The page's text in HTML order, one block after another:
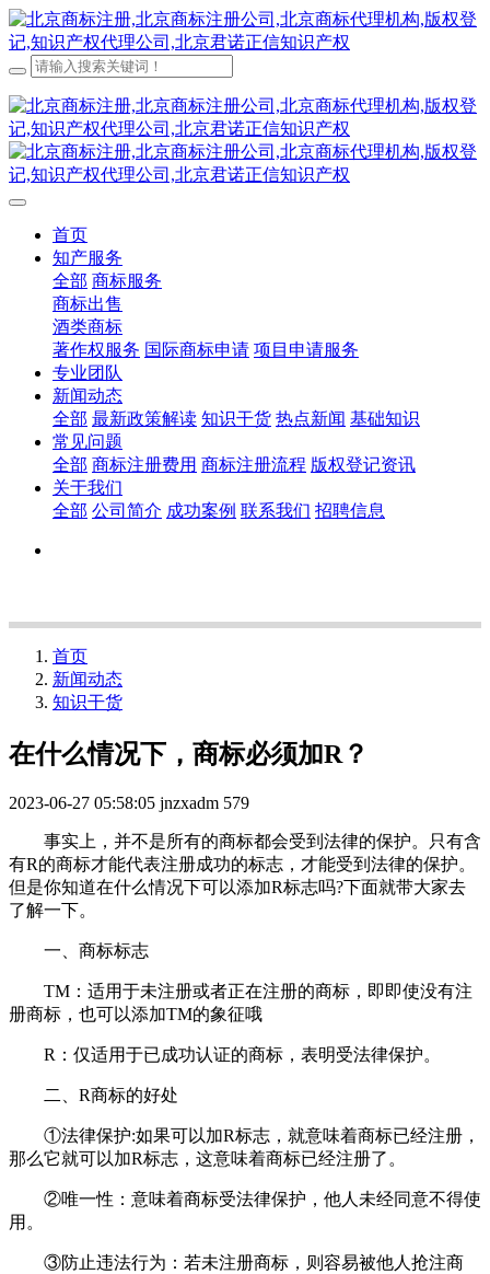
首页
知产服务
全部 商标服务
商标出售
酒类商标
著作权服务 国际商标申请 项目申请服务
专业团队
新闻动态
全部 最新政策解读 知识干货 热点新闻 基础知识
常见问题
全部 商标注册费用 商标注册流程 版权登记资讯
关于我们
全部 公司简介 成功案例 联系我们 招聘信息
首页
新闻动态
知识干货
在什么情况下，商标必须加R？
2023-06-27 05:58:05 jnzxadm 579
事实上，并不是所有的商标都会受到法律的保护。只有含
有R的商标才能代表注册成功的标志，才能受到法律的保护。
但是你知道在什么情况下可以添加R标志吗?下面就带大家去
了解一下。
一、商标标志
TM：适用于未注册或者正在注册的商标，即即使没有注
册商标，也可以添加TM的象征哦
R：仅适用于已成功认证的商标，表明受法律保护。
二、R商标的好处
①法律保护:如果可以加R标志，就意味着商标已经注册，
那么它就可以加R标志，这意味着商标已经注册了。
②唯一性：意味着商标受法律保护，他人未经同意不得使
用。
③防止违法行为：若未注册商标，则容易被他人抢注商